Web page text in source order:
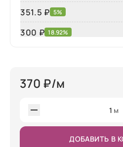
351.5 ₽ 5%
300 ₽ 18.92%
370 ₽/м
1 м
ДОБАВИТЬ В